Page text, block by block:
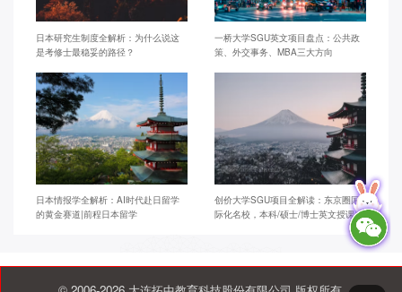
日本研究生制度全解析：为什么说这
是考修士最稳妥的路径？
一桥大学SGU英文项目盘点：公共政
策、外交事务、MBA三大方向
日本情报学全解析：AI时代赴日留学
的黄金赛道|前程日本留学
创价大学SGU项目全解读：东京圈国
际化名校，本科/硕士/博士英文授课